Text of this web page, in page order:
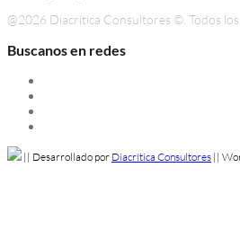
@2026 Diacrítica Consultores ©. Todos
Buscanos en redes
|| Desarrollado por Diacrítica Consultores ||